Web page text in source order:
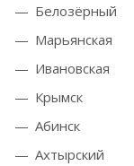
Белозёрный
Марьянская
Ивановская
Крымск
Абинск
Ахтырский